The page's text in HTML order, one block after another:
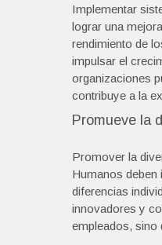
Implementar
lograr una
rendimiento de
impulsar el
organizaciones
contribuye a la
Promueve la
Promover la
Humanos deben
diferencias
innovadores y
empleados, sino